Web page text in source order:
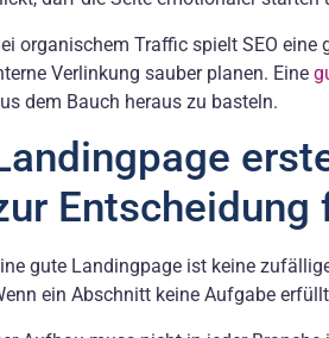
organischem Traffic spielt SEO
Verlinkung sauber planen. Eine
dem Bauch heraus zu basteln.
Entscheidung
gute Landingpage ist keine
ein Abschnitt keine Aufgabe